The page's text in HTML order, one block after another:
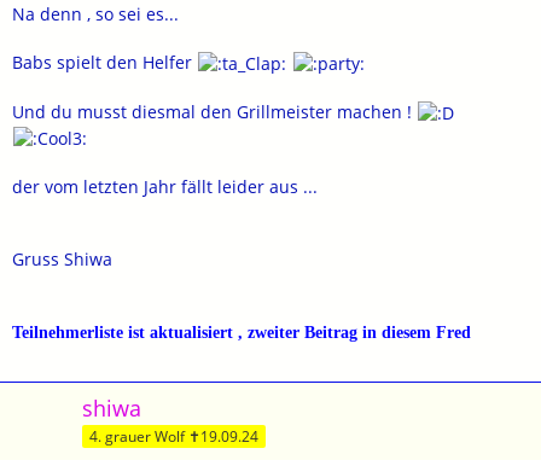
Na denn , so sei es...
Babs spielt den Helfer
Und du musst diesmal den Grillmeister machen !
der vom letzten Jahr fällt leider aus ...
Gruss Shiwa
Teilnehmerliste ist aktualisiert , zweiter Beitrag in diesem Fred
shiwa
4. grauer Wolf ✝19.09.24